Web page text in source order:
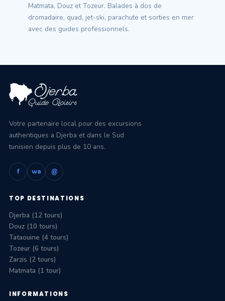
Matmata, Douz et Tozeur. Balades à dos de
dromadaire, quad, jet-ski, parachute et sorties en mer
avec des guides professionnels.
Votre partenaire local pour des excursions
authentiques a Djerba et dans le Sud
tunisien depuis plus de 10 ans.
f wa @
TOP DESTINATIONS
Djerba (12 tours)
Douz (10 tours)
Tataouine (4 tours)
Tozeur (6 tours)
Zarzis (2 tours)
Matmata (1 tour)
INFORMATIONS